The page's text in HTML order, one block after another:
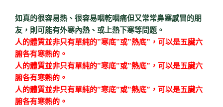
如真的很容易熱、很容易咽乾咽痛但又常常鼻塞感冒的朋
友，則可能有外寒內熱、或上熱下寒等問題。
人的體質並非只有單純的”寒底”或”熱底”，可以是五臟六
腑各有寒熱的。
人的體質並非只有單純的”寒底”或”熱底”，可以是五臟六
腑各有寒熱的。
人的體質並非只有單純的”寒底”或”熱底”，可以是五臟六
腑各有寒熱的。